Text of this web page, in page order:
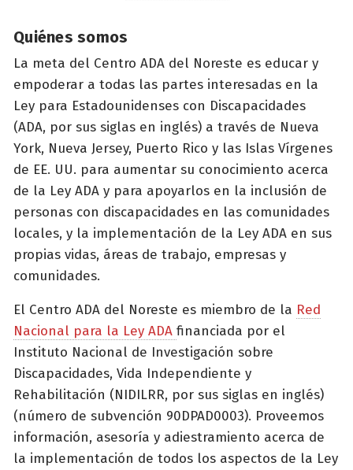
Quiénes somos
La meta del Centro ADA del Noreste es educar y
empoderar a todas las partes interesadas en la
Ley para Estadounidenses con Discapacidades
(ADA, por sus siglas en inglés) a través de Nueva
York, Nueva Jersey, Puerto Rico y las Islas Vírgenes
de EE. UU. para aumentar su conocimiento acerca
de la Ley ADA y para apoyarlos en la inclusión de
personas con discapacidades en las comunidades
locales, y la implementación de la Ley ADA en sus
propias vidas, áreas de trabajo, empresas y
comunidades.
El Centro ADA del Noreste es miembro de la Red
Nacional para la Ley ADA financiada por el
Instituto Nacional de Investigación sobre
Discapacidades, Vida Independiente y
Rehabilitación (NIDILRR, por sus siglas en inglés)
(número de subvención 90DPAD0003). Proveemos
información, asesoría y adiestramiento acerca de
la implementación de todos los aspectos de la Ley